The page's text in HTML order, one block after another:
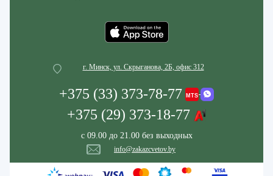
г. Минск, ул. Скрыганова, 2Б, офис 312
+375 (33) 373-78-77
+375 (29) 373-18-77
с 09.00 до 21.00 без выходных
info@zakazcvetov.by